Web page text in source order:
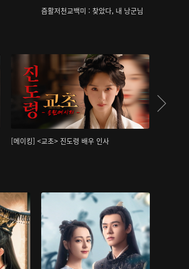
즘활저천교백미 : 찾았다, 내 낭군님
[메이킹] <교초> 진도령 배우 인사